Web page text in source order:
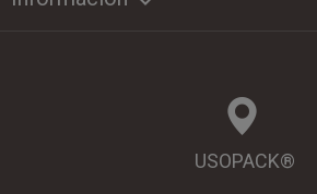
USOPACK®